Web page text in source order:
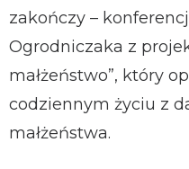
zakończy –
Ogrodniczaka z
małżeństwo”, który
codziennym życiu z
małżeństwa.